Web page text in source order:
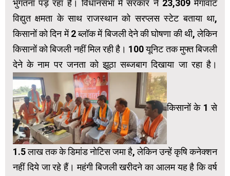
भुगतना पड़ रहा है। विधानसभा में सरकार ने 23,309 मेगावाट
विद्युत क्षमता के साथ राजस्थान को सरप्लस स्टेट बताया था,
किसानों को दिन में 2 ब्लॉक में बिजली देने की घोषणा की थी, लेकिन
किसानों को बिजली नहीं मिल रही है। 100 यूनिट तक मुफ्त बिजली
देने के नाम पर जनता को झूठा सब्जबाग दिखाया जा रहा है।
किसानों के 1 से
1.5 लाख तक के डिमांड नोटिस जमा है, लेकिन उन्हें कृषि कनेक्शन
नहीं दिये जा रहे हैं। महंगी बिजली खरीदने का आलम यह है कि वर्ष